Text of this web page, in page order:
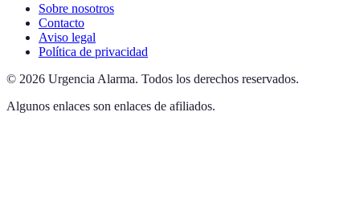
Sobre nosotros
Contacto
Aviso legal
Política de privacidad
© 2026 Urgencia Alarma. Todos los derechos reservados.
Algunos enlaces son enlaces de afiliados.